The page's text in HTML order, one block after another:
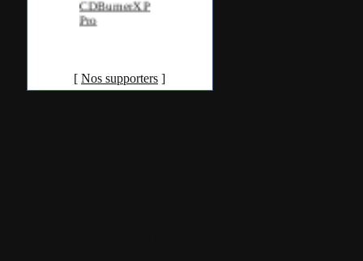
[ Nos supporters ]